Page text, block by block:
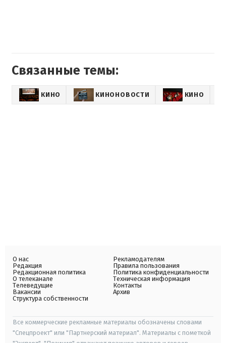
Связанные темы:
КИНО КИНОНОВОСТИ КИНО
О нас
Редакция
Редакционная политика
О телеканале
Телеведущие
Вакансии
Структура собственности
Рекламодателям
Правила пользования
Политика конфиденциальности
Техническая информация
Контакты
Архив
Все коммерческие рекламные материалы обозначены словами
"Спецпроект" или "Партнерский материал". Материалы с пометкой